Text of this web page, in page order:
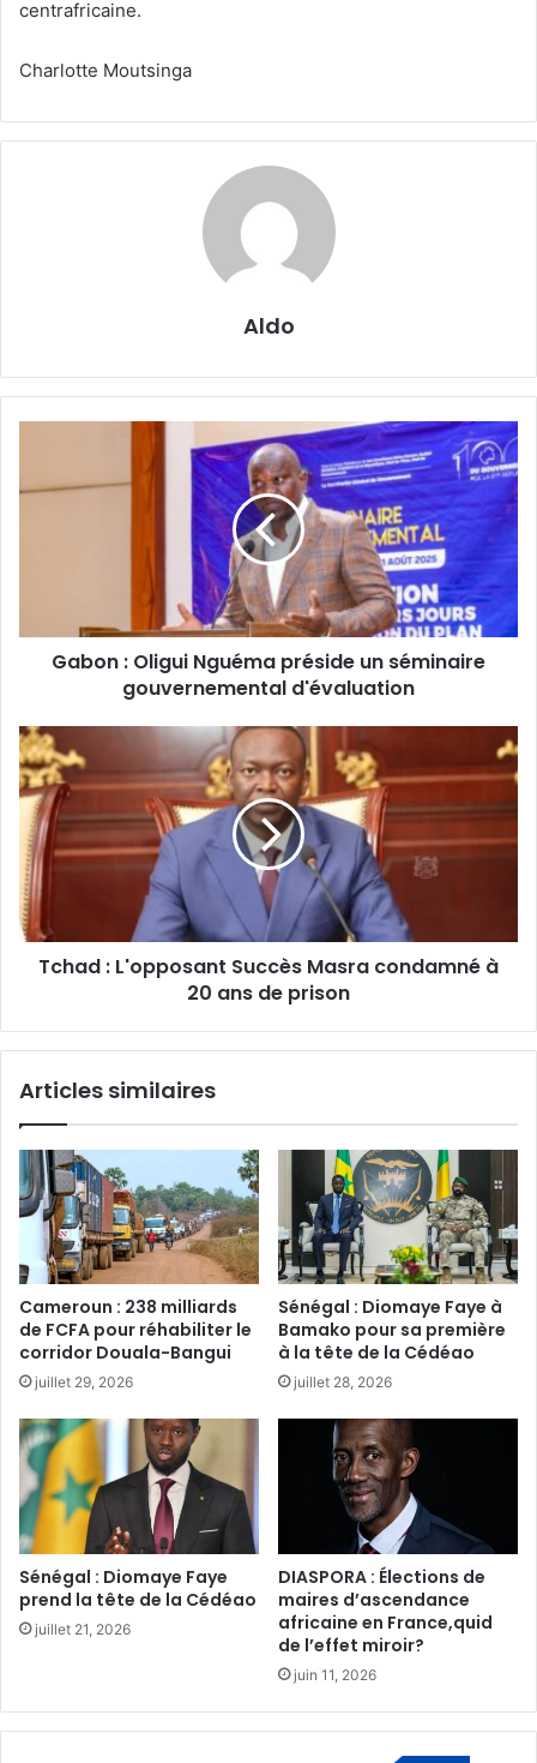
centrafricaine.
Charlotte Moutsinga
Aldo
Oligui
d'évaluation
Gabon : Oligui Nguéma préside un séminaire
gouvernemental d'évaluation
Tchad
:
L'opposant
Succès
Masra
condamné
à
20
ans
Tchad : L'opposant Succès Masra condamné à
20 ans de prison
Articles similaires
Cameroun : 238 milliards
de FCFA pour réhabiliter le
corridor Douala-Bangui
juillet 29, 2026
Sénégal : Diomaye Faye à
Bamako pour sa première
à la tête de la Cédéao‎‎
juillet 28, 2026
Sénégal : Diomaye Faye
prend la tête de la Cédéao‎
juillet 21, 2026
DIASPORA : Élections de
maires d’ascendance
africaine en France,quid
de l’effet miroir?
juin 11, 2026